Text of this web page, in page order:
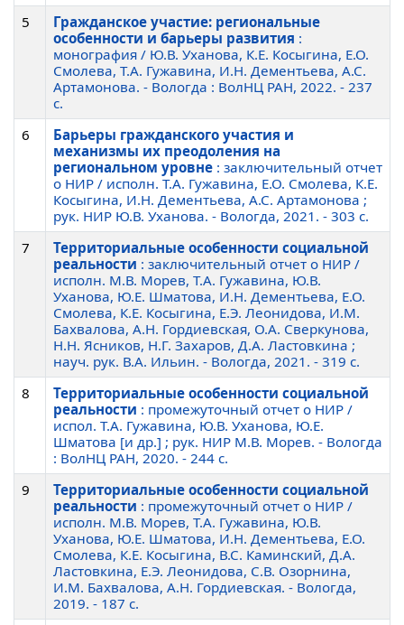
5
Гражданское участие: региональные
особенности и барьеры развития :
монография / Ю.В. Уханова, К.Е. Косыгина, Е.О.
Смолева, Т.А. Гужавина, И.Н. Дементьева, А.С.
Артамонова. - Вологда : ВолНЦ РАН, 2022. - 237
c.
6
Барьеры гражданского участия и
механизмы их преодоления на
региональном уровне : заключительный отчет
о НИР / исполн. Т.А. Гужавина, Е.О. Смолева, К.Е.
Косыгина, И.Н. Дементьева, А.С. Артамонова ;
рук. НИР Ю.В. Уханова. - Вологда, 2021. - 303 c.
7
Территориальные особенности социальной
реальности : заключительный отчет о НИР /
исполн. М.В. Морев, Т.А. Гужавина, Ю.В.
Уханова, Ю.Е. Шматова, И.Н. Дементьева, Е.О.
Смолева, К.Е. Косыгина, Е.Э. Леонидова, И.М.
Бахвалова, А.Н. Гордиевская, О.А. Сверкунова,
Н.Н. Ясников, Н.Г. Захаров, Д.А. Ластовкина ;
науч. рук. В.А. Ильин. - Вологда, 2021. - 319 c.
8
Территориальные особенности социальной
реальности : промежуточный отчет о НИР /
испол. Т.А. Гужавина, Ю.В. Уханова, Ю.Е.
Шматова [и др.] ; рук. НИР М.В. Морев. - Вологда
: ВолНЦ РАН, 2020. - 244 c.
9
Территориальные особенности социальной
реальности : промежуточный отчет о НИР /
исполн. М.В. Морев, Т.А. Гужавина, Ю.В.
Уханова, Ю.Е. Шматова, И.Н. Дементьева, Е.О.
Смолева, К.Е. Косыгина, В.С. Каминский, Д.А.
Ластовкина, Е.Э. Леонидова, С.В. Озорнина,
И.М. Бахвалова, А.Н. Гордиевская. - Вологда,
2019. - 187 c.